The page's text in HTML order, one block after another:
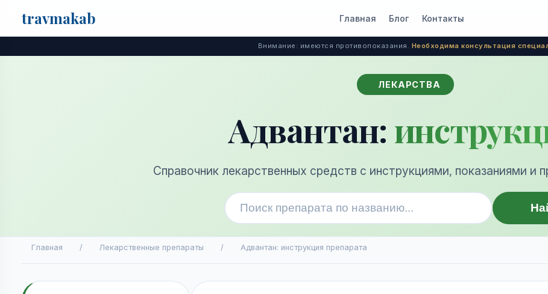
travmakab Главная Блог Контакты
Внимание: имеются противопоказания. Необходима консультация
ЛЕКАРСТВА
Адвантан:
Справочник лекарственных средств с инструкциями, показаниями и
Главная / Лекарственные препараты / Адвантан: инструкция препарата